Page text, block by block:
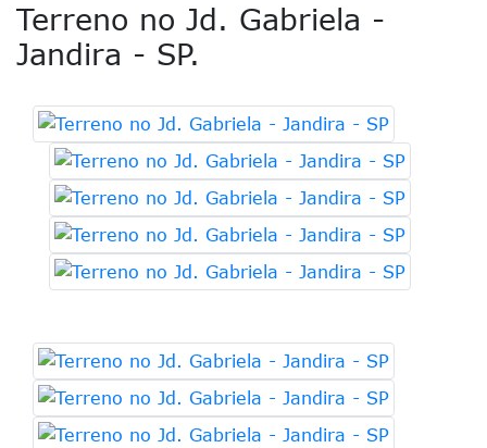
Terreno no Jd. Gabriela -
Jandira - SP.